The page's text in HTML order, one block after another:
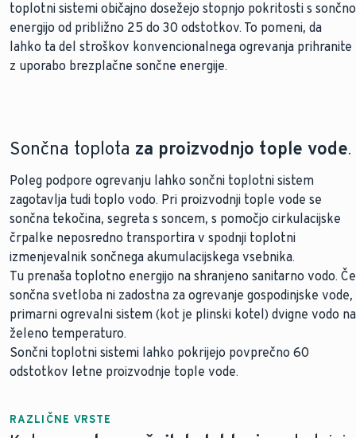
toplotni sistemi običajno dosežejo stopnjo pokritosti s sončno
energijo od približno 25 do 30 odstotkov. To pomeni, da
lahko ta del stroškov konvencionalnega ogrevanja prihranite
z uporabo brezplačne sončne energije.
Sončna toplota za proizvodnjo tople vode.
Poleg podpore ogrevanju lahko sončni toplotni sistem
zagotavlja tudi toplo vodo. Pri proizvodnji tople vode se
sončna tekočina, segreta s soncem, s pomočjo cirkulacijske
črpalke neposredno transportira v spodnji toplotni
izmenjevalnik sončnega akumulacijskega vsebnika.
Tu prenaša toplotno energijo na shranjeno sanitarno vodo. Če
sončna svetloba ni zadostna za ogrevanje gospodinjske vode,
primarni ogrevalni sistem (kot je plinski kotel) dvigne vodo na
želeno temperaturo.
Sončni toplotni sistemi lahko pokrijejo povprečno 60
odstotkov letne proizvodnje tople vode.
RAZLIČNE VRSTE